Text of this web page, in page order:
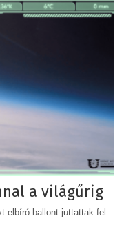
a világűrig
elbíró ballont juttattak fel